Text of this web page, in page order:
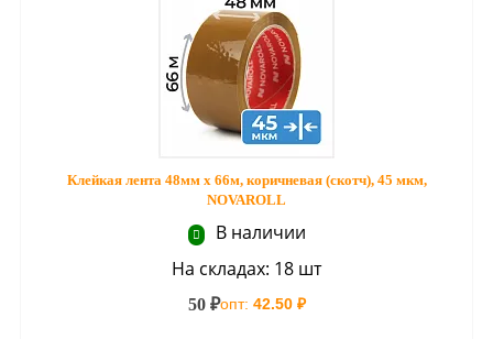
Клейкая лента 48мм х 66м, коричневая (скотч), 45 мкм,
NOVAROLL
В наличии
На складах: 18 шт
50 ₽опт: 42.50 ₽